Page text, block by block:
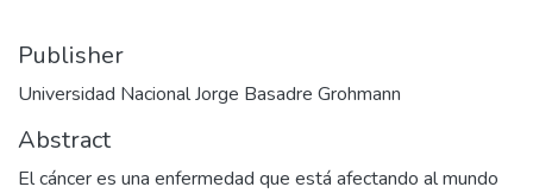
Publisher
Universidad Nacional Jorge Basadre Grohmann
Abstract
El cáncer es una enfermedad que está afectando al mundo